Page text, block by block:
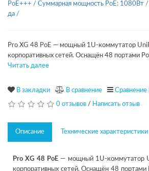
PoE+++ / Суммарная мощность PoE: 1080Вт /
да /
Pro XG 48 PoE — мощный 1U-коммутатор
корпоративных сетей. Оснащён 48 портами
Читать далее
В закладки В сравнение Сравнение
0 отзывов / Написать отзыв
Описание Технические характеристики
Pro XG 48 PoE — мощный 1U-коммутатор
корпоративных сетей. Оснащён 48